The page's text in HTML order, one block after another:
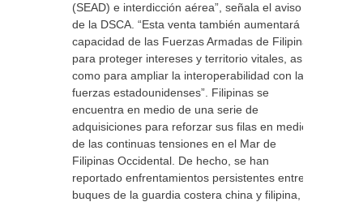
(SEAD) e interdicción aérea”, señala el aviso
de la DSCA. “Esta venta también aumentará la
capacidad de las Fuerzas Armadas de Filipinas
para proteger intereses y territorio vitales, así
como para ampliar la interoperabilidad con las
fuerzas estadounidenses”. Filipinas se
encuentra en medio de una serie de
adquisiciones para reforzar sus filas en medio
de las continuas tensiones en el Mar de
Filipinas Occidental. De hecho, se han
reportado enfrentamientos persistentes entre
buques de la guardia costera china y filipina,